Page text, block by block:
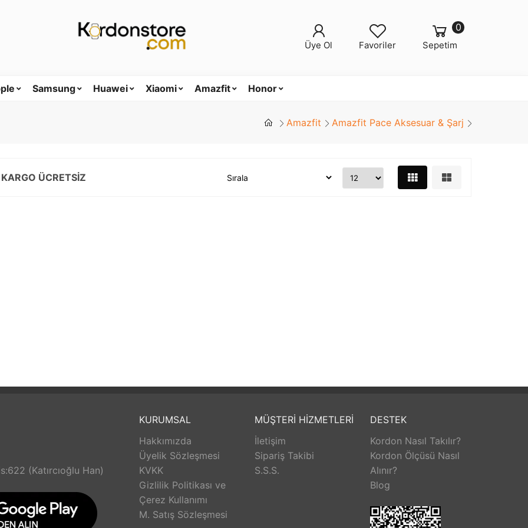
Sepetim
0
Favoriler
Üye Ol
Samsung Huawei Xiaomi Amazfit Honor
Amazfit Amazfit Pace Aksesuar & Şarj
ÜCRETSİZ
(Katırcıoğlu Han)
KURUMSAL
Hakkımızda
Üyelik Sözleşmesi
KVKK
Gizlilik Politikası ve
Çerez Kullanımı
M. Satış Sözleşmesi
MÜŞTERİ HİZMETLERİ
İletişim
Sipariş Takibi
S.S.S.
DESTEK
Kordon Nasıl Takılır?
Kordon Ölçüsü Nasıl
Alınır?
Blog